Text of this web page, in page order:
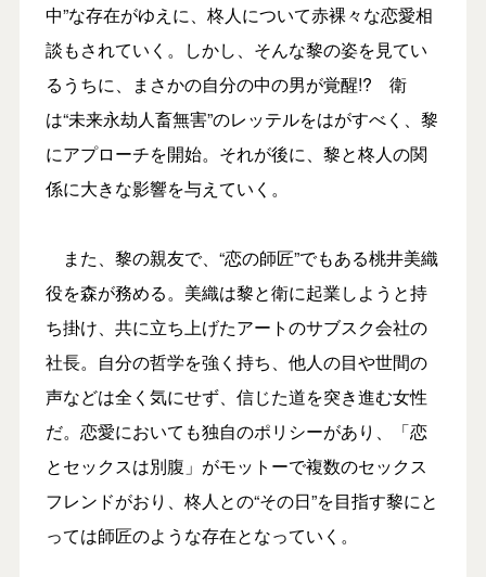
中”な存在がゆえに、柊人について赤裸々な恋愛相
談もされていく。しかし、そんな黎の姿を見てい
るうちに、まさかの自分の中の男が覚醒!? 衛
は“未来永劫人畜無害”のレッテルをはがすべく、黎
にアプローチを開始。それが後に、黎と柊人の関
係に大きな影響を与えていく。
また、黎の親友で、“恋の師匠”でもある桃井美織
役を森が務める。美織は黎と衛に起業しようと持
ち掛け、共に立ち上げたアートのサブスク会社の
社長。自分の哲学を強く持ち、他人の目や世間の
声などは全く気にせず、信じた道を突き進む女性
だ。恋愛においても独自のポリシーがあり、「恋
とセックスは別腹」がモットーで複数のセックス
フレンドがおり、柊人との“その日”を目指す黎にと
っては師匠のような存在となっていく。